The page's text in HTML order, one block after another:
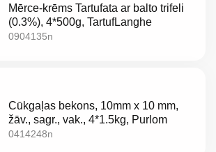
Mērce-krēms Tartufata ar balto trifeli
(0.3%), 4*500g, TartufLanghe
0904135n
Cūkgaļas bekons, 10mm x 10 mm,
žāv., sagr., vak., 4*1.5kg, Purlom
0414248n